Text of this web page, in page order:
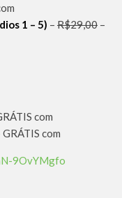
1 – 5) – R$29,00 –
com
GRÁTIS com
9OvYMgfo